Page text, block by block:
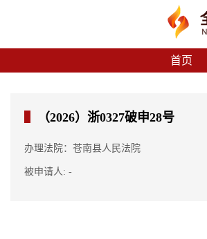
首页
（2026）浙0327破申28号
办理法院：苍南县人民法院
被申请人: -